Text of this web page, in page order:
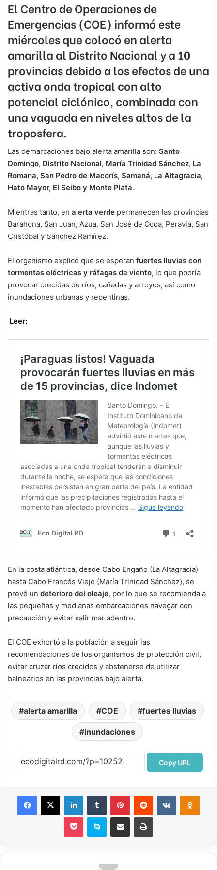
El Centro de Operaciones de
Emergencias (COE) informó este
miércoles que colocó en alerta
amarilla al Distrito Nacional y a 10
provincias debido a los efectos de una
activa onda tropical con alto
potencial ciclónico, combinada con
una vaguada en niveles altos de la
troposfera.
Las demarcaciones bajo alerta amarilla son: Santo
Domingo, Distrito Nacional, María Trinidad Sánchez, La
Romana, San Pedro de Macorís, Samaná, La Altagracia,
Hato Mayor, El Seibo y Monte Plata.
Mientras tanto, en alerta verde permanecen las provincias
Barahona, San Juan, Azua, San José de Ocoa, Peravia, San
Cristóbal y Sánchez Ramírez.
El organismo explicó que se esperan fuertes lluvias con
tormentas eléctricas y ráfagas de viento, lo que podría
provocar crecidas de ríos, cañadas y arroyos, así como
inundaciones urbanas y repentinas.
Leer:
En la costa atlántica, desde Cabo Engaño (La Altagracia)
hasta Cabo Francés Viejo (María Trinidad Sánchez), se
prevé un deterioro del oleaje, por lo que se recomienda a
las pequeñas y medianas embarcaciones navegar con
precaución y evitar salir mar adentro.
El COE exhortó a la población a seguir las
recomendaciones de los organismos de protección civil,
evitar cruzar ríos crecidos y abstenerse de utilizar
balnearios en las provincias bajo alerta.
alerta amarilla COE fuertes lluvias
inundaciones
Copy URL
Facebook
X LinkedInTumblr PinterestReddit VKontakte
Pocket Skype Compartir por correo electrónicoImprimir